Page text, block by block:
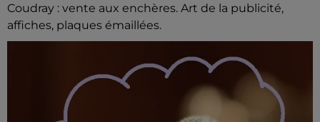
Coudray : vente aux enchères. Art de la publicité,
affiches, plaques émaillées.